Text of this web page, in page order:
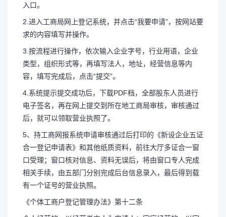
入口。
2.进入工商局网上登记系统，并点击“我要申请”，按网站要
求的内容填写并操作。
3.按流程进行操作，依次输入企业字号，行业用语，企业
类型，组织形式等，再填写法人，地址，经营信息等内
容，填写完成后，点击“提交”。
4.系统提示提交成功后，下载PDF档，全部股东人员进行
电子签名，再在网上提交到所在地工商局审核，审核通过
后，就可以领取营业执照了。
5、持工商网报系统申请审核通过后打印的《新设企业五证
合一登记申请表》和其他纸质资料，前往大厅多证合一窗
口受理；窗口核对信息、资料无误后，将由窗口专人完成
相关手续，由五部门分别完成后台信息录入，最后得到载
有一个证号的营业执照。
《个体工商户登记管理办法》第十二条